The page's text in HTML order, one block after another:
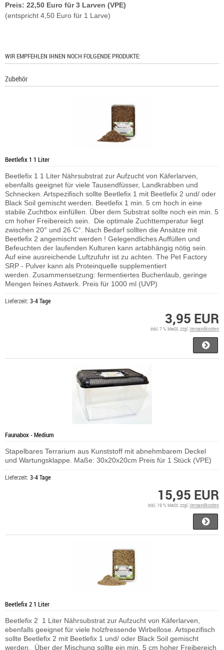
Preis: 22,50 Euro für 3 Larven (VPE)
(entspricht 4,50 Euro für 1 Larve)
WIR EMPFEHLEN IHNEN NOCH FOLGENDE PRODUKTE:
Zubehör
Beetlefix 1 1 Liter
Beetlefix 1 1 Liter Nährsubstrat zur Aufzucht von Käferlarven,
ebenfalls geeignet für viele Tausendfüsser, Landkrabben und
Schnecken. Artspezifisch sollte Beetlefix 1 mit Beetlefix 2 und/ oder
Black Soil gemischt werden. Beetlefix 1 min. 5 cm hoch in eine
stabile Zuchtbox einfüllen. Über dem Substrat sollte noch ein min. 5
cm hoher Freibereich sein. Die optimale Zuchttemperatur liegt
zwischen 20° und 26 C°. Nach Bedarf sollten die Ansätze mit
Beetlefix 2 angemischt werden ! Gelegendliches Auffüllen und
Befeuchten der laufenden Kulturen kann artabhängig nötig sein.
Auf eine ausreichende Luftzufuhr ist zu achten. The Pet Factory
SRP - Pulver kann als Proteinquelle supplementiert
werden. Zusammensetzung: fermentiertes Buchenlaub, geringe
Mengen feines Astwerk. Preis für 1000 ml (UVP)
Lieferzeit: 3-4 Tage
3,95 EUR
inkl. 7 % MwSt. zzgl. Versandkosten
Faunabox - Medium
Stapelbares Terrarium aus Kunststoff mit abnehmbarem Deckel
und Wartungsklappe. Maße: 30x20x20cm Preis für 1 Stück (VPE)
Lieferzeit: 3-4 Tage
15,95 EUR
inkl. 19 % MwSt. zzgl.Versandkosten
Beetlefix 2 1 Liter
Beetlefix 2 1 Liter Nährsubstrat zur Aufzucht von Käferlarven,
ebenfalls geeignet für viele holzfressende Wirbellose. Artspezifisch
sollte Beetlefix 2 mit Beetlefix 1 und/ oder Black Soil gemischt
werden. Über der Mischung sollte ein min. 5 cm hoher Freibereich